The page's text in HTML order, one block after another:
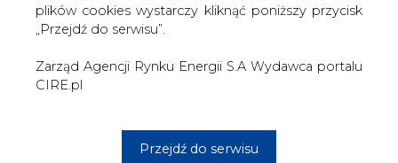
plików cookies wystarczy kliknąć poniższy przycisk
„Przejdź do serwisu”.
Zarząd Agencji Rynku Energii S.A Wydawca portalu
CIRE.pl
Przejdź do serwisu
Artykuł powstał bez wsparcia narzędzi sztucznej inteligencji.